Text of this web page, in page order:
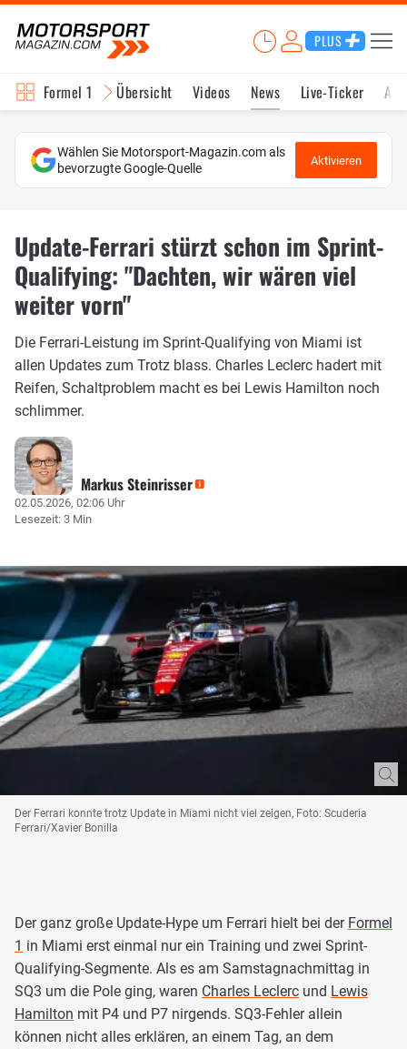
PLUS
Formel 1 Übersicht Videos News Live-Ticker
Wählen Sie Motorsport-Magazin.com als
bevorzugte Google-Quelle
Aktivieren
Update-Ferrari stürzt schon im Sprint-
Qualifying: "Dachten, wir wären viel
weiter vorn"
Die Ferrari-Leistung im Sprint-Qualifying von Miami ist
allen Updates zum Trotz blass. Charles Leclerc hadert mit
Reifen, Schaltproblem macht es bei Lewis Hamilton noch
schlimmer.
Markus Steinrisser
02.05.2026, 02:06 Uhr
Lesezeit: 3 Min
Der Ferrari konnte trotz Update in Miami nicht viel zeigen, Foto: Scuderia
Ferrari/Xavier Bonilla
Der ganz große Update-Hype um Ferrari hielt bei der Formel
1 in Miami erst einmal nur ein Training und zwei Sprint-
Qualifying-Segmente. Als es am Samstagnachmittag in
SQ3 um die Pole ging, waren Charles Leclerc und Lewis
Hamilton mit P4 und P7 nirgends. SQ3-Fehler allein
können nicht alles erklären, an einem Tag, an dem